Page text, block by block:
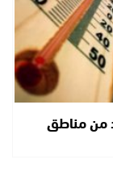
من مناطق